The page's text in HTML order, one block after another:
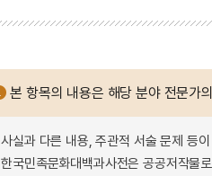
본 항목의 내용은 해당 분야 전문가
사실과 다른 내용, 주관적 서술 문제 등
한국민족문화대백과사전은 공공저작물